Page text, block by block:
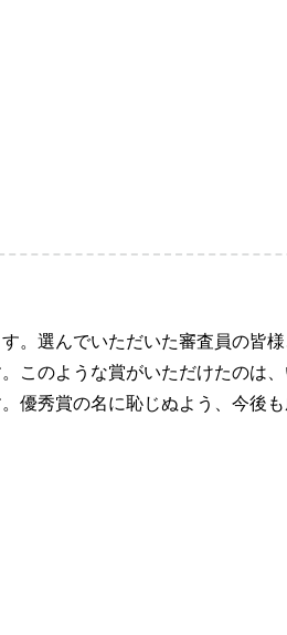
。選んでいただいた審査員の皆
このような賞がいただけたのは
優秀賞の名に恥じぬよう、今後